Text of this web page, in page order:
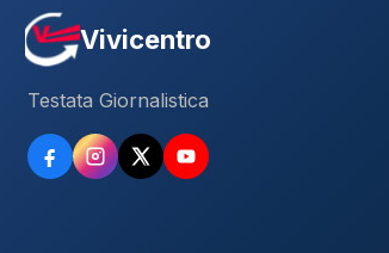
Vivicentro
Testata Giornalistica